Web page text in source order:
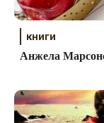
книги
Анжела